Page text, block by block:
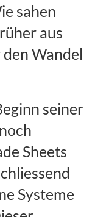
sahen
aus
Wandel
seiner
Sheets
Systeme